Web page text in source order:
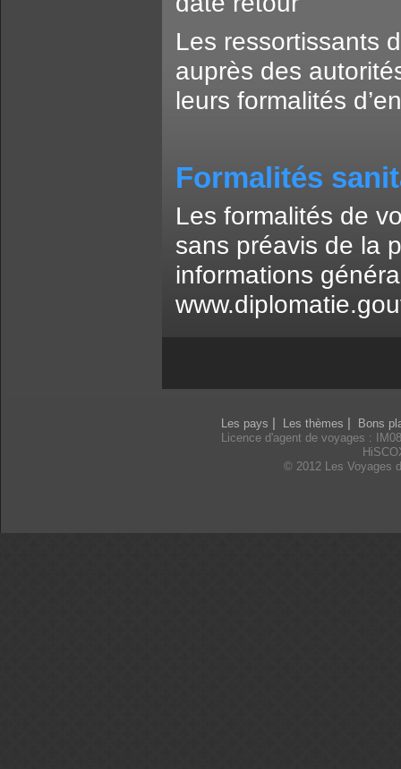
Les ressortissants
auprès des
leurs formalités
Formalités
Les formalités de
sans préavis de la
informations
Les pays Les thèmes
Bons
Licence d'agent de voyages :
© 2012 Les Voyages